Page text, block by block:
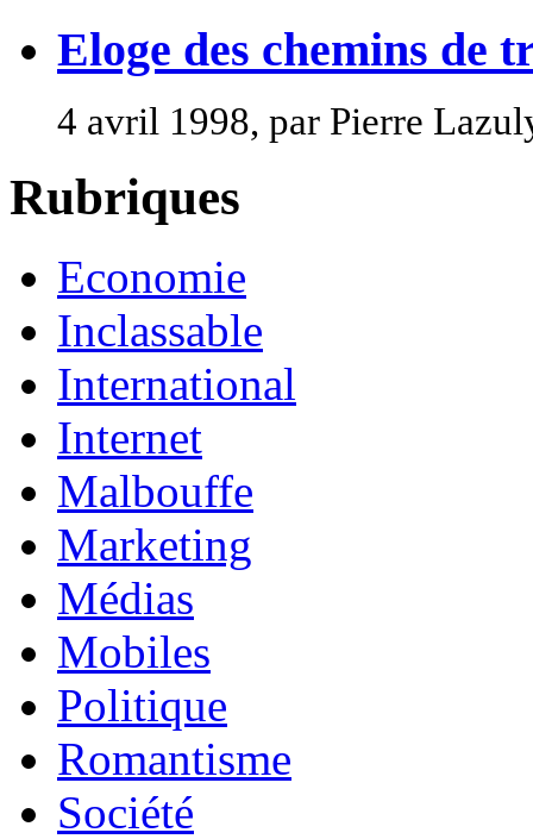
Eloge des chemins de
4 avril 1998, par Pierre
Rubriques
Economie
Inclassable
International
Internet
Malbouffe
Marketing
Médias
Mobiles
Politique
Romantisme
Société